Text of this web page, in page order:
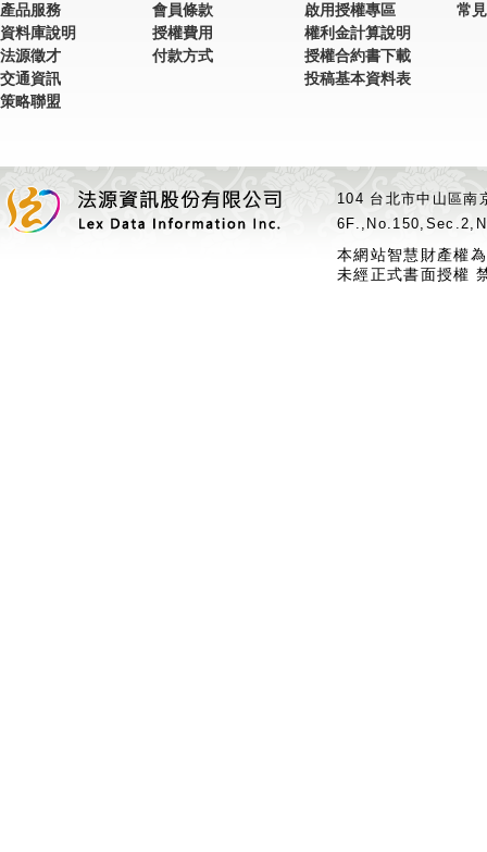
產品服務
資料庫說明
法源徵才
交通資訊
策略聯盟
會員條款
授權費用
付款方式
啟用授權專區
權利金計算說明
授權合約書下載
投稿基本資料表
常
104 台北市中山區
本網站智慧財產權
未經正式書面授權